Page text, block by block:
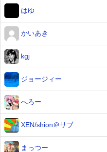
はゆ
かいあき
kgj
ジョージィー
へろー
XEN/shion＠サブ
まっつー